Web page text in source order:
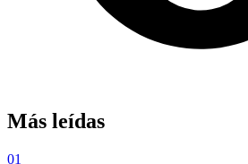
Más leídas
01